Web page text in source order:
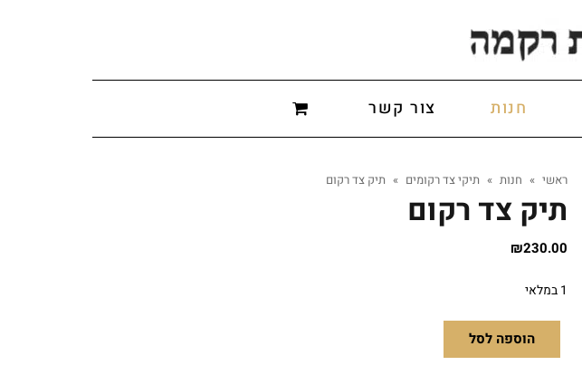
חנות צור קשר
ראשי » חנות » תיקי צד רקומים » תיק צד רקום
תיק צד רקום
₪230.00
1 במלאי
הוספה לסל